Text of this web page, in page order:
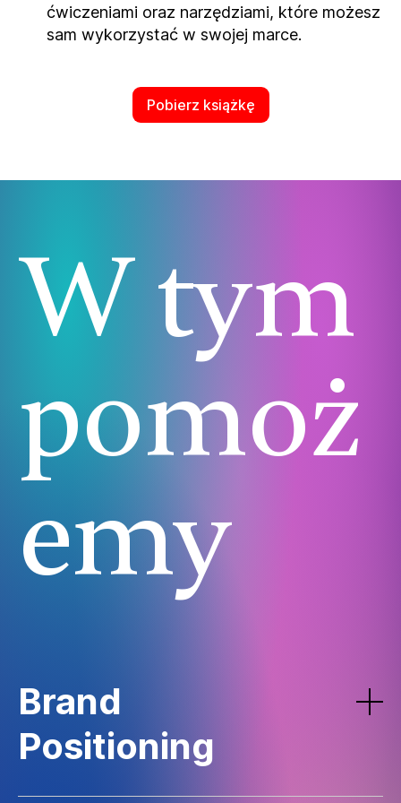
ćwiczeniami oraz narzędziami, które możesz
sam wykorzystać w swojej marce.
Pobierz książkę
W tym
pomoż
emy
Brand
Positioning